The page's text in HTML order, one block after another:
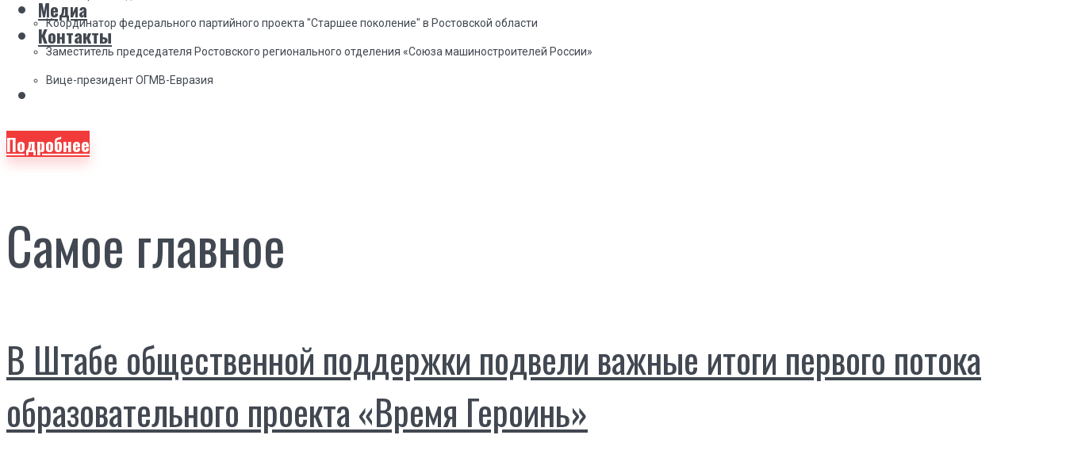
Медиа
Контакты
Координатор федерального партийного проекта "Старшее поколение" в Ростовской области
Заместитель председателя Ростовского регионального отделения «Союза машиностроителей России»
Вице-президент ОГМВ-Евразия
Подробнее
Самое главное
В Штабе общественной поддержки подвели важные итоги первого потока
образовательного проекта «Время Героинь»